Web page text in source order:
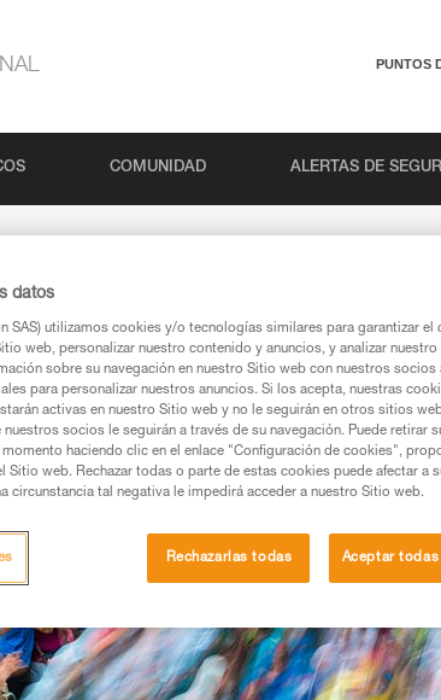
PUNTOS
COMUNIDAD ALERTAS DE
datos
SAS) utilizamos cookies y/o tecnologías similares para garantizar el
web, personalizar nuestro contenido y anuncios, y analizar
sobre su navegación en nuestro Sitio web con nuestros socios
para personalizar nuestros anuncios. Si los acepta, nuestras
activas en nuestro Sitio web y no le seguirán en otros sitios
socios le seguirán a través de su navegación. Puede retirar
haciendo clic en el enlace "Configuración de cookies",
Sitio web. Rechazar todas o parte de estas cookies puede afectar a
circunstancia tal negativa le impedirá acceder a nuestro Sitio web.
Rechazarlas todas Aceptar